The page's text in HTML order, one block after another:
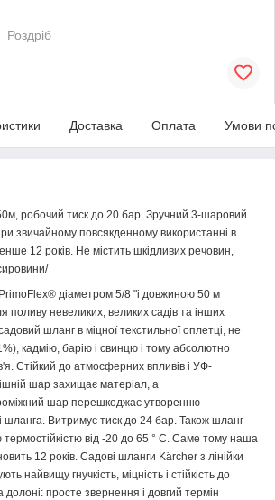
Роздріб
Доставка Оплата Умови
робочий тиск до 20 бар. Зручний 3-шаровий
звичайному повсякденному використанні в
12 років. Не містить шкідливих речовин,
діаметром 5/8 "і довжиною 50 м
поливу невеликих, великих садів та інших
шланг в міцної текстильної оплетці, не
кадмію, барію і свинцю і тому абсолютно
Стійкий до атмосферних впливів і УФ-
шар захищає матеріал, а
шар перешкоджає утворенню
шланга. Витримує тиск до 24 бар. Також шланг
термостійкістю від -20 до 65 ° C. Саме тому наша
12 років. Садові шланги Kärcher з лінійки
найвищу гнучкість, міцність і стійкість до
долоні: просте звернення і довгий термін